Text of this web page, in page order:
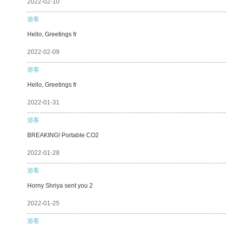
2022-02-10
游客
Hello, Greetings fr
2022-02-09
游客
Hello, Greetings fr
2022-01-31
游客
BREAKING! Portable CO2
2022-01-28
游客
Horny Shriya sent you 2
2022-01-25
游客